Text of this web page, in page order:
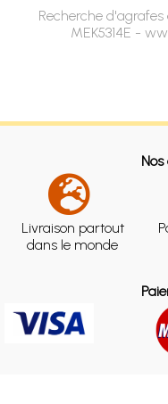
Recherche
MEK5314E -
Livraison partout
dans le monde